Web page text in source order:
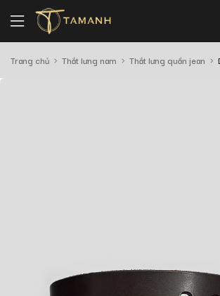
Trang chủ Thắt lưng nam Thắt lưng quần jean